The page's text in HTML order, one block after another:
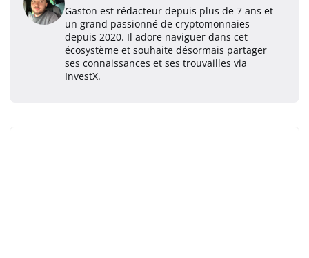
Gaston est rédacteur depuis plus de 7 ans et
un grand passionné de cryptomonnaies
depuis 2020. Il adore naviguer dans cet
écosystème et souhaite désormais partager
ses connaissances et ses trouvailles via
InvestX.